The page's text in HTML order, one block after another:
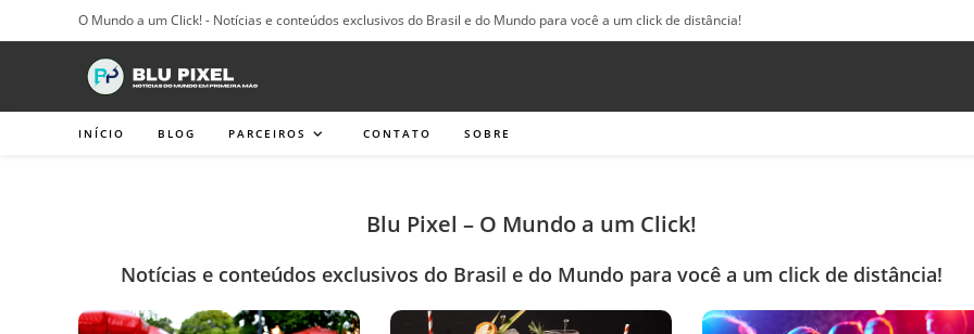
para
O Mundo a um Click! - Notícias e conteúdos exclusivos do Brasil e do Mundo para você a um click de distância!
INÍCIO BLOG PARCEIROS CONTATO SOBRE
Blu Pixel – O Mundo a um Click!
Notícias e conteúdos exclusivos do Brasil e do Mundo para você a um click de distância!